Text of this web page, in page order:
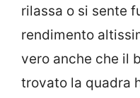
rilassa o si sente
rendimento
vero anche che il
trovato la quadra